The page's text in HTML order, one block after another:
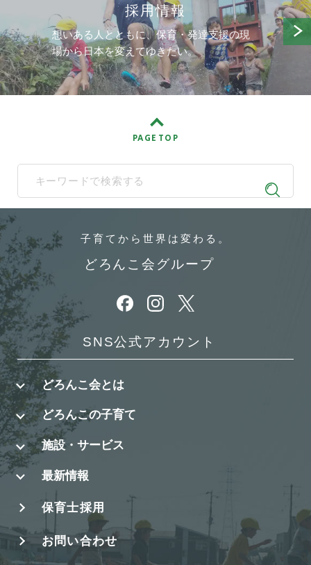
採用情報
想いある人とともに、保育・発達支援の現
場から日本を変えてゆきたい。
PAGE TOP
When autocomplete results are available use up and down
子育てから 世界は変わる。
どろんこ会グループ
別ウィンドウで開きます
別ウィンドウで開きます
別ウィンドウで開きます
SNS公式アカウント
どろんこ会とは
どろんこの子育て
施設・サービス
最新情報
保育士採用
お問い合わせ